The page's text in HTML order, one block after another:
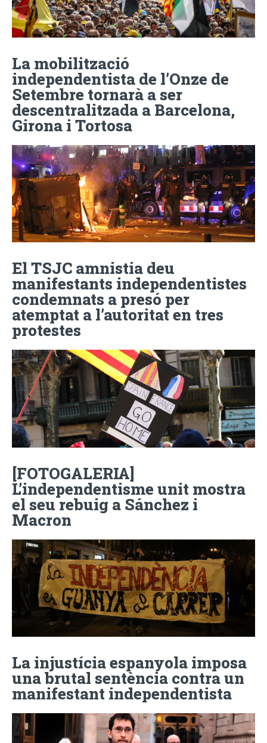
La mobilització
independentista de l’Onze de
Setembre tornarà a ser
descentralitzada a Barcelona,
Girona i Tortosa
El TSJC amnistia deu
manifestants independentistes
condemnats a presó per
atemptat a l’autoritat en tres
protestes
[FOTOGALERIA]
L’independentisme unit mostra
el seu rebuig a Sánchez i
Macron
La injustícia espanyola imposa
una brutal sentència contra un
manifestant independentista